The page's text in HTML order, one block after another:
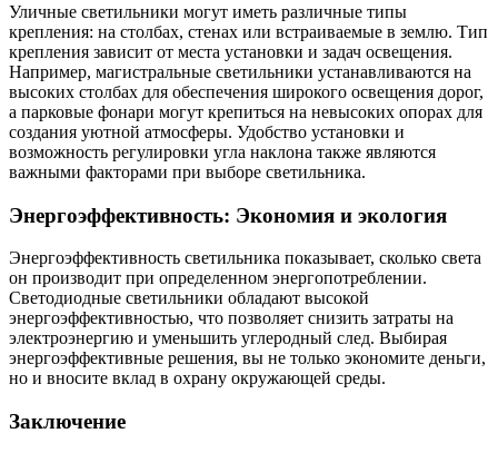
Уличные светильники могут иметь различные типы
крепления: на столбах, стенах или встраиваемые в землю. Тип
крепления зависит от места установки и задач освещения.
Например, магистральные светильники устанавливаются на
высоких столбах для обеспечения широкого освещения дорог,
а парковые фонари могут крепиться на невысоких опорах для
создания уютной атмосферы. Удобство установки и
возможность регулировки угла наклона также являются
важными факторами при выборе светильника.
Энергоэффективность: Экономия и экология
Энергоэффективность светильника показывает, сколько света
он производит при определенном энергопотреблении.
Светодиодные светильники обладают высокой
энергоэффективностью, что позволяет снизить затраты на
электроэнергию и уменьшить углеродный след. Выбирая
энергоэффективные решения, вы не только экономите деньги,
но и вносите вклад в охрану окружающей среды.
Заключение